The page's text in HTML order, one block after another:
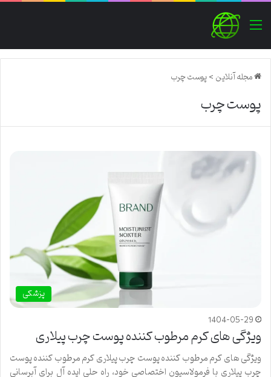
منو
مجله آنلاین>پوست چرب
پوست چرب
پزشکی
1404-05-29
ویژگی های کرم مرطوب کننده پوست چرب پیلاری
ویژگی های کرم مرطوب کننده پوست چرب پیلاری کرم مرطوب کننده پوست
چرب پیلاری با فرمولاسیون اختصاصی خود، راه حلی ایده آل برای آبرسانی